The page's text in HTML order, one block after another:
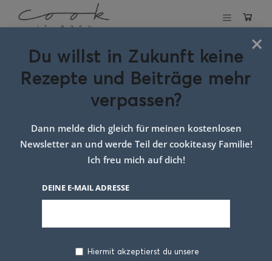
Schlagwort:
Toastbrot selbst
backen
×
Du willst in Zukunft keine
Rezepte und Beiträge mehr
verpassen?
Dann melde dich gleich für meinen kostenlosen
Newsletter an und werde Teil der cookiteasy Familie!
Ich freu mich auf dich!
DEINE E-MAIL ADRESSE
Hiermit akzeptierst du unsere